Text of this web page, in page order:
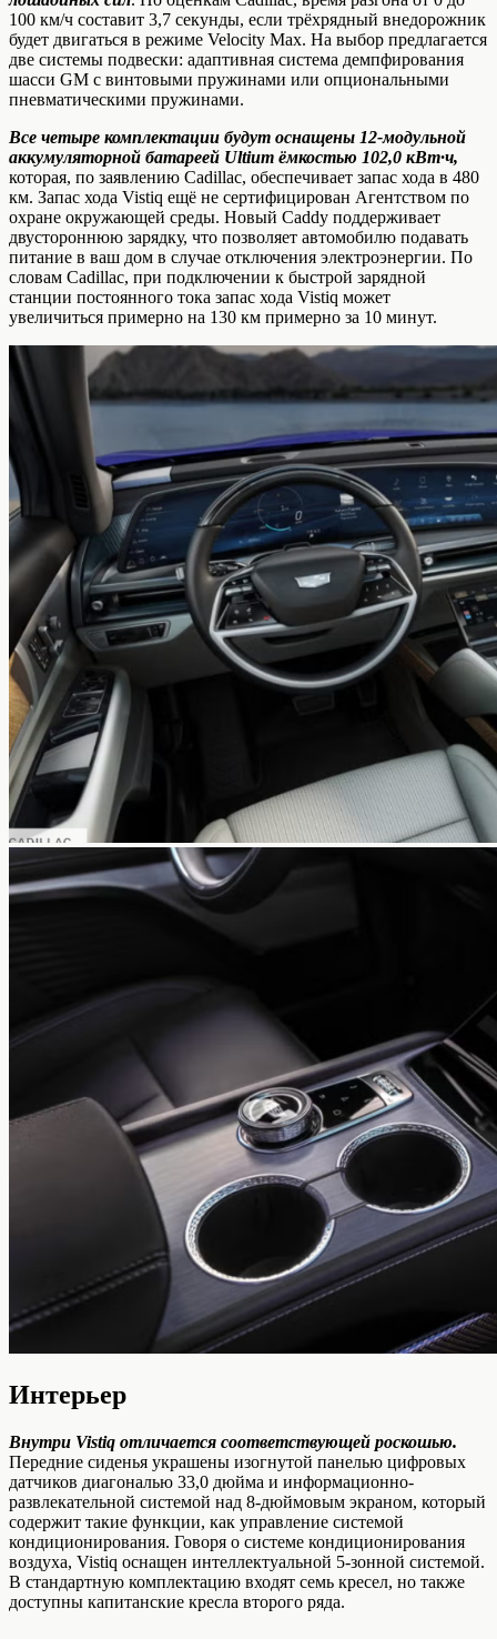
100 км/ч составит 3,7 секунды, если трёхрядный внедорожник
будет двигаться в режиме Velocity Max. На выбор предлагается
две системы подвески: адаптивная система демпфирования
шасси GM с винтовыми пружинами или опциональными
пневматическими пружинами.
Все четыре комплектации будут оснащены 12-модульной
аккумуляторной батареей Ultium ёмкостью 102,0 кВт·ч,
которая, по заявлению Cadillac, обеспечивает запас хода в 480
км. Запас хода Vistiq ещё не сертифицирован Агентством по
охране окружающей среды. Новый Caddy поддерживает
двустороннюю зарядку, что позволяет автомобилю подавать
питание в ваш дом в случае отключения электроэнергии. По
словам Cadillac, при подключении к быстрой зарядной
станции постоянного тока запас хода Vistiq может
увеличиться примерно на 130 км примерно за 10 минут.
Интерьер
Внутри Vistiq отличается соответствующей роскошью.
Передние сиденья украшены изогнутой панелью цифровых
датчиков диагональю 33,0 дюйма и информационно-
развлекательной системой над 8-дюймовым экраном, который
содержит такие функции, как управление системой
кондиционирования. Говоря о системе кондиционирования
воздуха, Vistiq оснащен интеллектуальной 5-зонной системой.
В стандартную комплектацию входят семь кресел, но также
доступны капитанские кресла второго ряда.